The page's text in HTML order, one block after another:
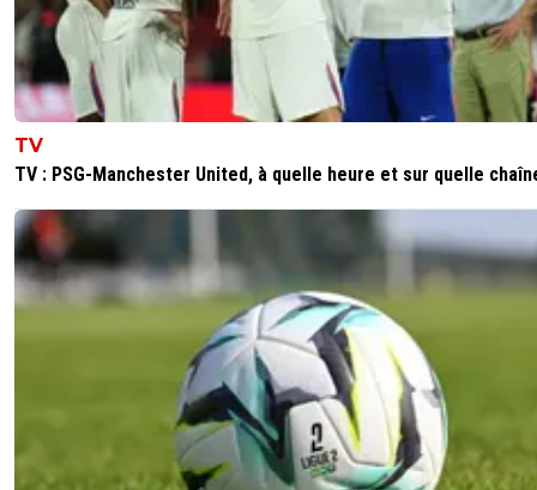
TV
TV : PSG-Manchester United, à quelle heure et sur quelle